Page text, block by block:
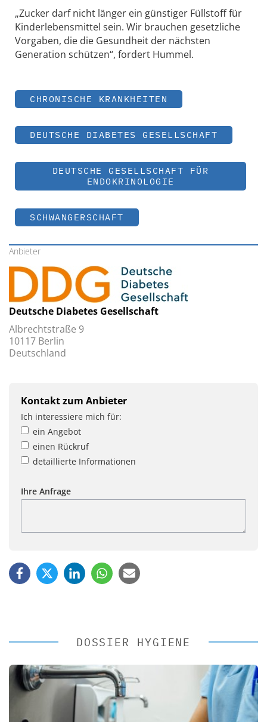
„Zucker darf nicht länger ein günstiger Füllstoff für
Kinderlebensmittel sein. Wir brauchen gesetzliche
Vorgaben, die die Gesundheit der nächsten
Generation schützen“, fordert Hummel.
CHRONISCHE KRANKHEITEN
DEUTSCHE DIABETES GESELLSCHAFT
DEUTSCHE GESELLSCHAFT FÜR
ENDOKRINOLOGIE
SCHWANGERSCHAFT
Anbieter
Deutsche Diabetes Gesellschaft
Albrechtstraße 9
10117 Berlin
Deutschland
Kontakt zum Anbieter
Ich interessiere mich für:
ein Angebot
einen Rückruf
detaillierte Informationen
Ihre Anfrage
DOSSIER HYGIENE